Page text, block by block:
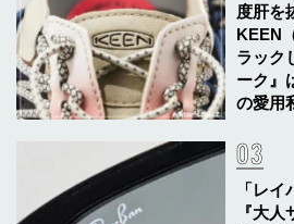
度肝を
KEEN
ラック
ーク』
の愛用
「レ
『大